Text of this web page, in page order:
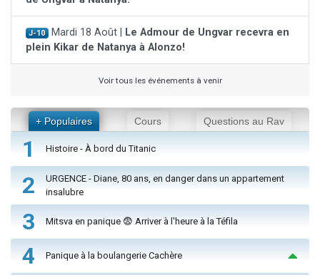
J-10 Mardi 18 Août |
Le Admour de Ungvar recevra en
plein Kikar de Natanya à Alonzo!
Voir tous les événements à venir
+ Populaires Cours Questions au Rav
1 Histoire - À bord du Titanic
2
URGENCE - Diane, 80 ans, en danger dans un appartement
insalubre
3 Mitsva en panique 😨 Arriver à l'heure à la Téfila
4 Panique à la boulangerie Cachère